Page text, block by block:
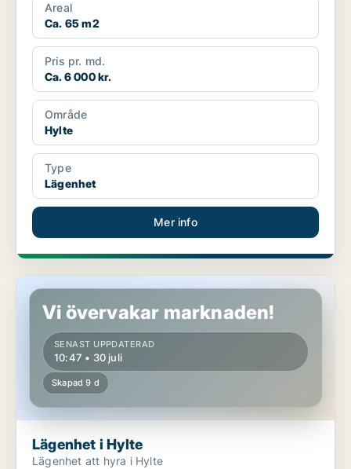
Areal
Ca. 65 m2
Pris pr. md.
Ca. 6 000 kr.
Område
Hylte
Type
Lägenhet
Mer info
Lägenhet i Hylte
Vi övervakar marknaden!
SENAST UPPDATERAD
10:47 • 30 juli
Skapad 9 d
Lägenhet i Hylte
Lägenhet att hyra i Hylte